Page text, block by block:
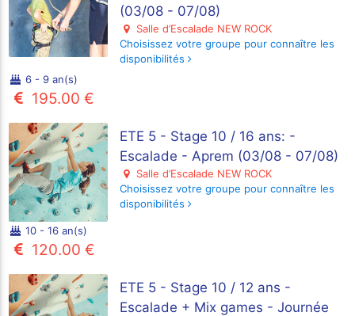
(03/08 - 07/08)
Salle d’Escalade NEW ROCK
Choisissez votre groupe pour connaître les
disponibilités
6 - 9 an(s)
195.00 €
ETE 5 - Stage 10 / 16 ans: -
Escalade - Aprem (03/08 - 07/08)
Salle d’Escalade NEW ROCK
Choisissez votre groupe pour connaître les
disponibilités
10 - 16 an(s)
120.00 €
ETE 5 - Stage 10 / 12 ans -
Escalade + Mix games - Journée